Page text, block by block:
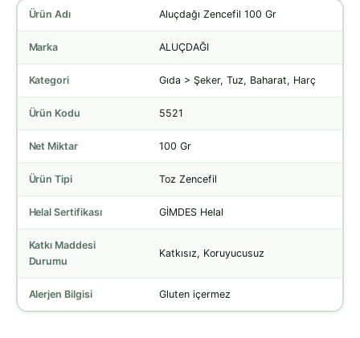
Ürün Adı Aluçdağı Zencefil 100 Gr
Marka ALUÇDAĞI
Kategori Gıda > Şeker, Tuz, Baharat, Harç
Ürün Kodu 5521
Net Miktar 100 Gr
Ürün Tipi Toz Zencefil
Helal Sertifikası GİMDES Helal
Katkı Maddesi
Durumu
Katkısız, Koruyucusuz
Alerjen Bilgisi Gluten içermez